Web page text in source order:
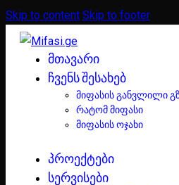
Skip to content Skip to footer
ᲛᲗᲐᲕᲐᲠᲘ
ᲩᲕᲔᲜᲡ ᲨᲔᲡᲐᲮᲔᲑ
მიფასის განვლილი
რატომ მიფასი
მიფასის ოჯახი
ᲞᲠᲝᲔᲥᲢᲔᲑᲘ
ᲡᲔᲠᲕᲘᲡᲔᲑᲘ